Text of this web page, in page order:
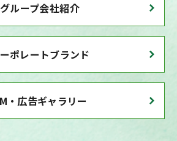
グループ会社紹介
ポレートブランド
・広告ギャラリー